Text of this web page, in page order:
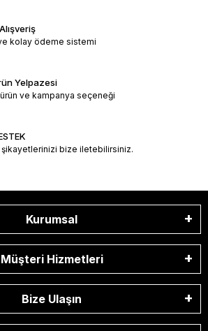
kolay ödeme sistemi
Yelpazesi
ve kampanya seçeneği
bize iletebilirsiniz.
Kurumsal
Müşteri Hizmetleri
Bize Ulaşın